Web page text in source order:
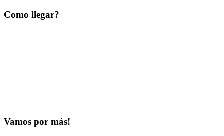
Como llegar?
Vamos por más!